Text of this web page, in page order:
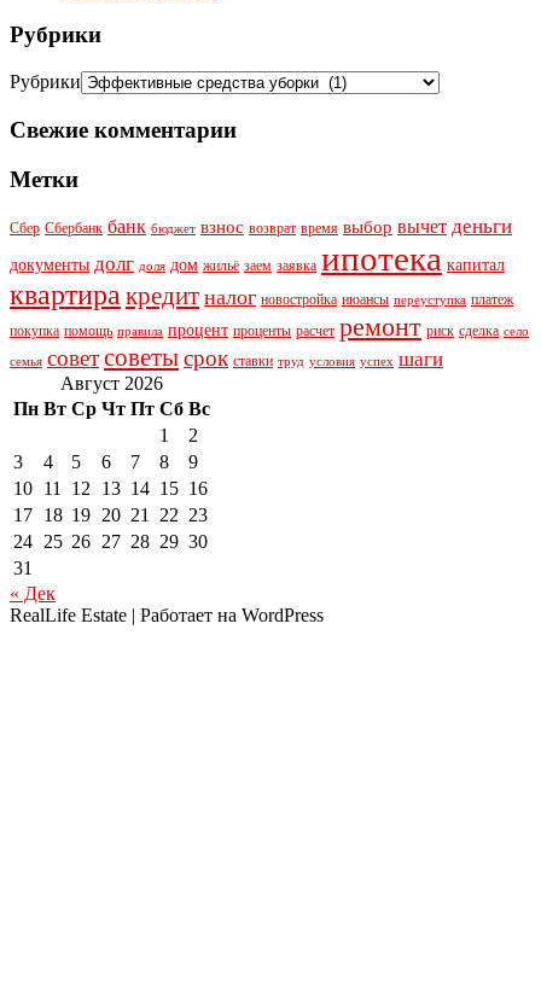
Рубрики
Рубрики
Свежие комментарии
Метки
Сбер Сбербанк банк бюджет взнос возврат время выбор вычет деньги
документы долг доля дом жильё заем заявка ипотека капитал
квартиракредит налог новостройка нюансы переуступка платеж
покупка помощь правила процент проценты расчет ремонт риск сделка село
семья советсоветысрок ставки труд условия успех шаги
Август 2026
Пн Вт Ср Чт Пт Сб Вс
1
2
3
4 5 6 7 8
9
10 11 12 13 14 15 16
17 18 19 20 21 22 23
24 25 26 27 28 29 30
31
« Дек
RealLife Estate | Работает на WordPress